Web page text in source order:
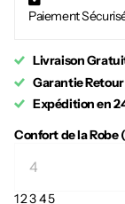
Paiement
Livraison
Garantie
Expédition en
Confort de la Robe
12345